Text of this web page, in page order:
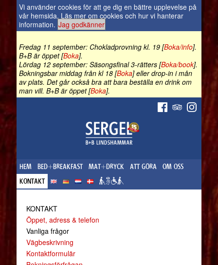
Vi använder cookies för att ge dig en bättre upplevelse på
vår hemsida. Läs mer om cookies och hur vi hanterar
information. Jag godkänner
Fredag 11 september: Chokladprovning kl. 19 [Boka/info].
B+B är öppet [Boka].
Lördag 12 september: Säsongsfinal 3-rätters [Boka/book].
Bokningsbar middag från kl 18 [Boka] eller drop-in i mån
av plats. Det går också bra att bara beställa en drink om
man vill. B+B är öppet [Boka].
HEM BED+BREAKFAST MAT+DRYCK ATT GÖRA
OM OSS
KONTAKT
KONTAKT
Öppet, adress & telefon
Vanliga frågor
Vägbeskrivning
Kontaktformulär